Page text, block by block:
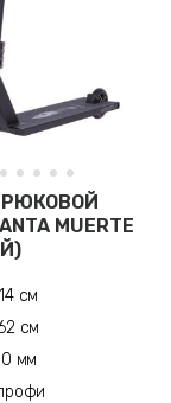
MUERTE
см
см
мм